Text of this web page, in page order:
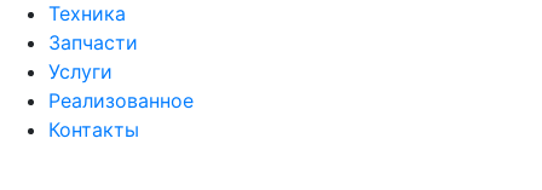
Техника
Запчасти
Услуги
Реализованное
Контакты